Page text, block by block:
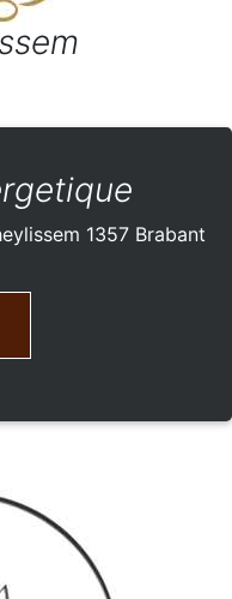
1357 Brabant